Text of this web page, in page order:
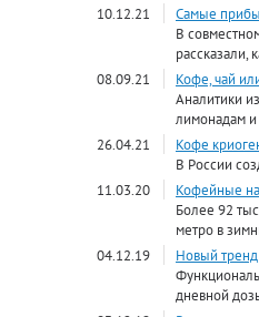
10.12.21
Самые
В
рассказали,
08.09.21
Кофе, чай
Аналитики
лимонадам и
26.04.21
Кофе
В России
11.03.20
Кофейные
Более 92
метро в
04.12.19
Новый
дневной